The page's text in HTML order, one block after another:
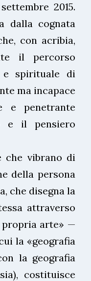
2015.
dalla cognata
con acribia,
il percorso
e spirituale di
ma incapace
e penetrante
e il pensiero
che vibrano di
della persona
che disegna la
attraverso
propria arte» —
la «geografia
la geografia
costituisce